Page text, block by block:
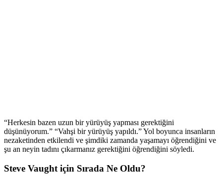
“Herkesin bazen uzun bir yürüyüş yapması gerektiğini
düşünüyorum.” “Vahşi bir yürüyüş yapıldı.” Yol boyunca insanların
nezaketinden etkilendi ve şimdiki zamanda yaşamayı öğrendiğini ve
şu an neyin tadını çıkarmanız gerektiğini öğrendiğini söyledi.
Steve Vaught için Sırada Ne Oldu?